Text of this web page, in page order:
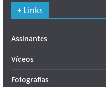
+ Links
Assinantes
Vídeos
Fotografias